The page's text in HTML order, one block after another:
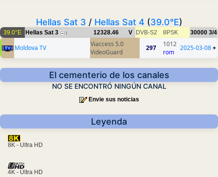
Hellas Sat 3 / Hellas Sat 4 (39.0°E)
39.0°E Hellas Sat 3 1 12328.46 V DVB-S2 8PSK 30000 3/4
Moldova TV
Viaccess 5.0
VideoGuard
297
1012
rom
2025-03-08+
El cementerio de los canales
NO SE ENCONTRÓ NINGÚN CANAL
Envie sus noticias
Leyenda
8K - Ultra HD
4K - Ultra HD